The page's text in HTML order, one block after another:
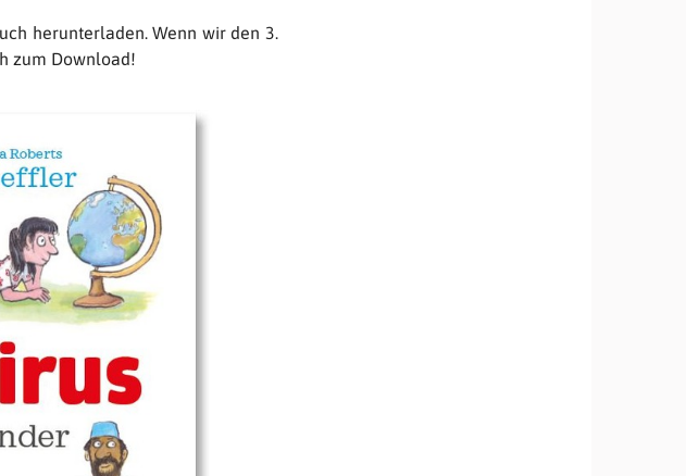
herunterladen. Wenn wir den 3.
zum Download!